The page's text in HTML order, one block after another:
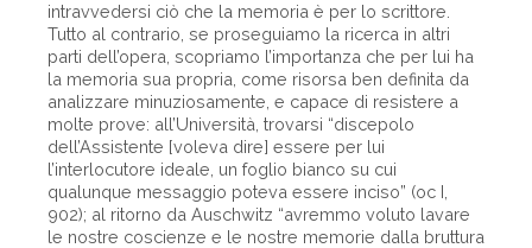
intravvedersi ciò che la memoria è per lo scrittore.
Tutto al contrario, se proseguiamo la ricerca in altri
parti dell’opera, scopriamo l’importanza che per lui ha
la memoria sua propria, come risorsa ben definita da
analizzare minuziosamente, e capace di resistere a
molte prove: all’Università, trovarsi “discepolo
dell’Assistente [voleva dire] essere per lui
l’interlocutore ideale, un foglio bianco su cui
qualunque messaggio poteva essere inciso” (oc I,
902); al ritorno da Auschwitz “avremmo voluto lavare
le nostre coscienze e le nostre memorie dalla bruttura